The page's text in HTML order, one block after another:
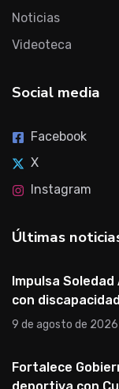
Noticias
Videoteca
Social media
Facebook
X
Instagram
Últimas
Impulsa
con
9 de agosto de 2026
Fortalece